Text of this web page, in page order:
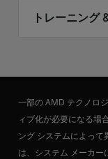
トレーニング
一部の AMD テクノロ
ィブ化が必要になる場
ング システムによっ
は、システム メーカー